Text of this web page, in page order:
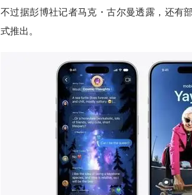
不过据彭博社记者马克・古尔曼透露，还有
式推出。